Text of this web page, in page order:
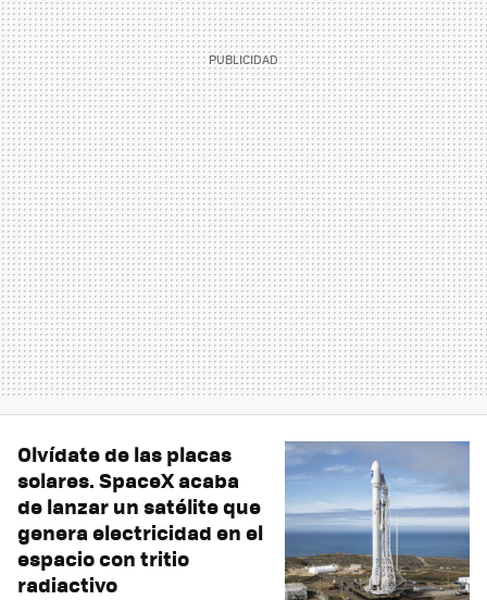
Olvídate de las placas
solares. SpaceX acaba
de lanzar un satélite que
genera electricidad en el
espacio con tritio
radiactivo